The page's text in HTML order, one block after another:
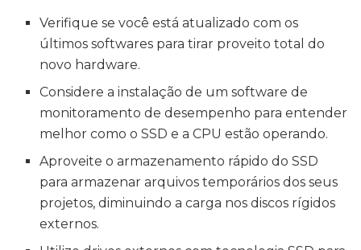
Verifique se você está atualizado com os
últimos softwares para tirar proveito total do
novo hardware.
Considere a instalação de um software de
monitoramento de desempenho para entender
melhor como o SSD e a CPU estão operando.
Aproveite o armazenamento rápido do SSD
para armazenar arquivos temporários dos seus
projetos, diminuindo a carga nos discos rígidos
externos.